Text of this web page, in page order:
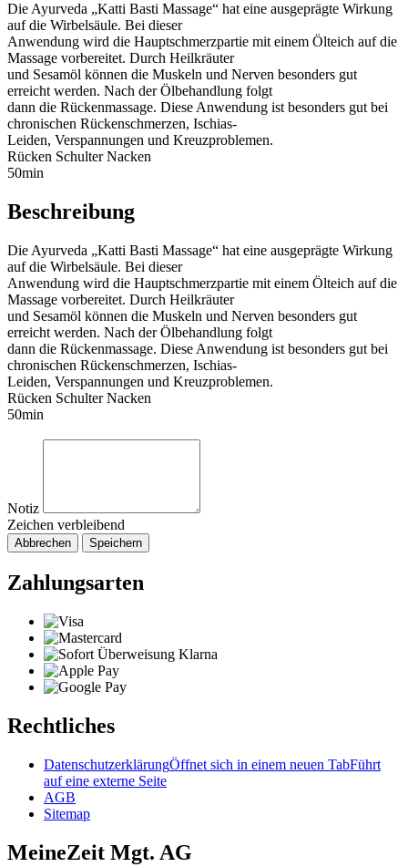
Die Ayurveda „Katti Basti Massage“ hat eine ausgeprägte Wirkung
auf die Wirbelsäule. Bei dieser
Anwendung wird die Hauptschmerzpartie mit einem Ölteich auf die
Massage vorbereitet. Durch Heilkräuter
und Sesamöl können die Muskeln und Nerven besonders gut
erreicht werden. Nach der Ölbehandlung folgt
dann die Rückenmassage. Diese Anwendung ist besonders gut bei
chronischen Rückenschmerzen, Ischias-
Leiden, Verspannungen und Kreuzproblemen.
Rücken Schulter Nacken
50min
Beschreibung
Die Ayurveda „Katti Basti Massage“ hat eine ausgeprägte Wirkung
auf die Wirbelsäule. Bei dieser
Anwendung wird die Hauptschmerzpartie mit einem Ölteich auf die
Massage vorbereitet. Durch Heilkräuter
und Sesamöl können die Muskeln und Nerven besonders gut
erreicht werden. Nach der Ölbehandlung folgt
dann die Rückenmassage. Diese Anwendung ist besonders gut bei
chronischen Rückenschmerzen, Ischias-
Leiden, Verspannungen und Kreuzproblemen.
Rücken Schulter Nacken
50min
Notiz
Zeichen verbleibend
Abbrechen Speichern
Zahlungsarten
Rechtliches
DatenschutzerklärungÖffnet sich in einem neuen TabFührt
auf eine externe Seite
AGB
Sitemap
MeineZeit Mgt. AG